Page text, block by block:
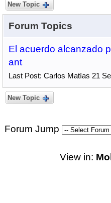
New Topic
Forum Topics
El acuerdo alcanzado
ant
Last Post: Carlos Matías 21
New Topic
Forum Jump
View in: